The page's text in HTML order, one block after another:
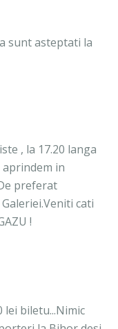
sunt asteptati la
, la 17.20 langa
aprindem in
preferat
cati
!
lei biletu...Nimic